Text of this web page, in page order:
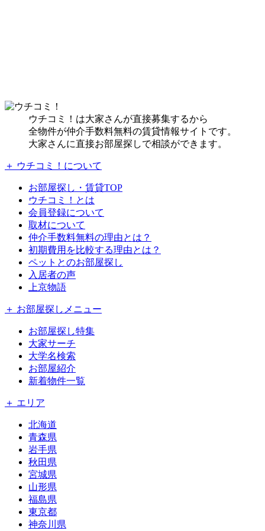
ウチコミ！は大家さんが直接募集するから
全物件が仲介手数料無料の賃貸情報サイトです。
大家さんに直接お部屋探しで相談ができます。
＋ ウチコミ！について
お部屋探し・賃貸TOP
ウチコミ！とは
会員登録について
取材について
仲介手数料無料の理由とは？
初期費用を比較する理由とは？
ペットとのお部屋探し
入居者の声
上京物語
＋ お部屋探しメニュー
お部屋探し特集
大家サーチ
大学名検索
お部屋紹介
新着物件一覧
＋ エリア
北海道
青森県
岩手県
秋田県
宮城県
山形県
福島県
東京都
神奈川県